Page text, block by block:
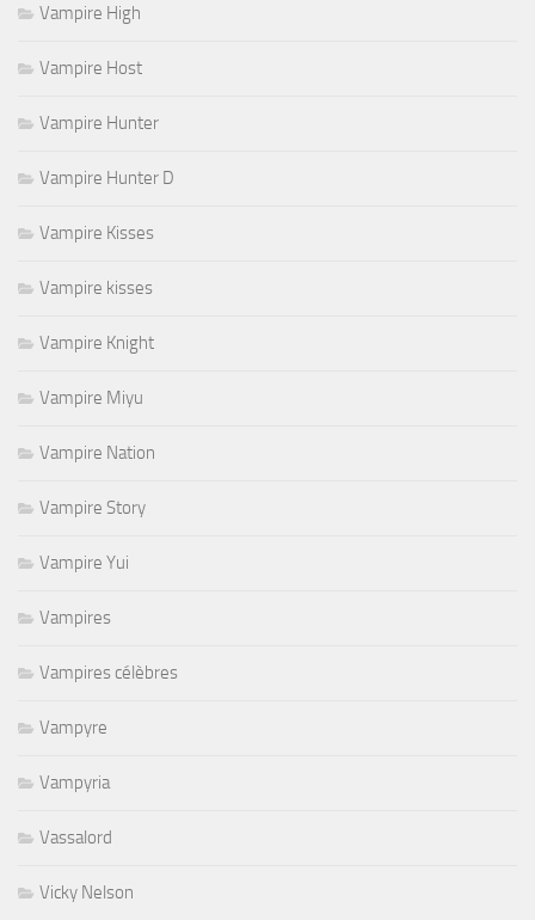
Vampire High
Vampire Host
Vampire Hunter
Vampire Hunter D
Vampire Kisses
Vampire kisses
Vampire Knight
Vampire Miyu
Vampire Nation
Vampire Story
Vampire Yui
Vampires
Vampires célèbres
Vampyre
Vampyria
Vassalord
Vicky Nelson